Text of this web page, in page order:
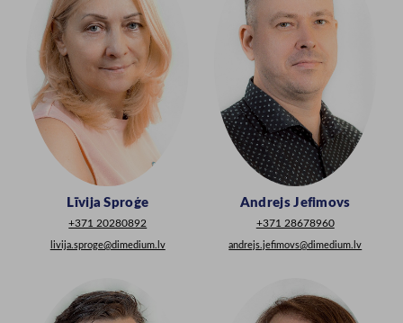
Līvija Sproģe
+371 20280892
livija.sproge@dimedium.lv
Andrejs Jefimovs
+371 28678960
andrejs.jefimovs@dimedium.lv